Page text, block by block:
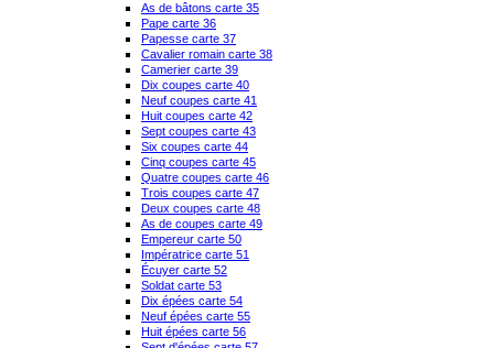
As de bâtons carte 35
Pape carte 36
Papesse carte 37
Cavalier romain carte 38
Camerier carte 39
Dix coupes carte 40
Neuf coupes carte 41
Huit coupes carte 42
Sept coupes carte 43
Six coupes carte 44
Cinq coupes carte 45
Quatre coupes carte 46
Trois coupes carte 47
Deux coupes carte 48
As de coupes carte 49
Empereur carte 50
Impératrice carte 51
Écuyer carte 52
Soldat carte 53
Dix épées carte 54
Neuf épées carte 55
Huit épées carte 56